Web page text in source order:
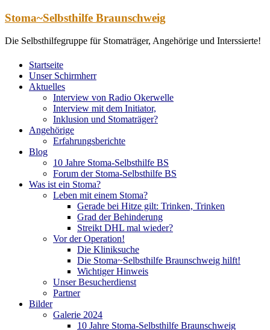
Zum
springen
Stoma~Selbsthilfe Braunschweig
Die Selbsthilfegruppe für Stomaträger, Angehörige und Interssierte!
Startseite
Unser Schirmherr
Aktuelles
Interview von Radio Okerwelle
Interview mit dem Initiator,
Inklusion und Stomaträger?
Angehörige
Erfahrungsberichte
Blog
10 Jahre Stoma-Selbsthilfe BS
Forum der Stoma-Selbsthilfe BS
Was ist ein Stoma?
Leben mit einem Stoma?
Gerade bei Hitze gilt: Trinken, Trinken
Grad der Behinderung
Streikt DHL mal wieder?
Vor der Operation!
Die Kliniksuche
Die Stoma~Selbsthilfe Braunschweig hilft!
Wichtiger Hinweis
Unser Besucherdienst
Partner
Bilder
Galerie 2024
10 Jahre Stoma-Selbsthilfe Braunschweig